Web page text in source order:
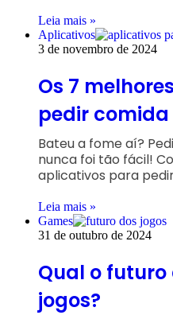
Leia mais »
Aplicativos
3 de novembro de 2024
Os 7
pedir
Bateu a fome aí?
nunca foi tão fácil!
aplicativos para
Leia mais »
Games
31 de outubro de 2024
Qual o
jogos?